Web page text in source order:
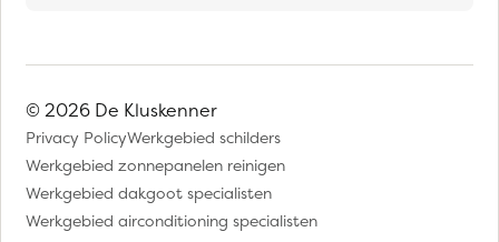
© 2026 De Kluskenner
Privacy PolicyWerkgebied schilders
Werkgebied zonnepanelen reinigen
Werkgebied dakgoot specialisten
Werkgebied airconditioning specialisten